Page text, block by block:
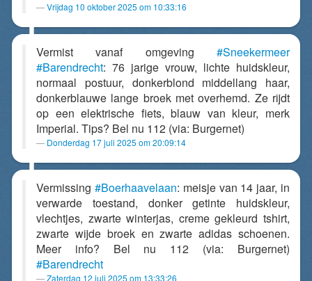
Vrijdag 10 oktober 2025 om 10:33:16
Vermist vanaf omgeving #Sneekermeer
#Barendrecht: 76 jarige vrouw, lichte huidskleur,
normaal postuur, donkerblond middellang haar,
donkerblauwe lange broek met overhemd. Ze rijdt
op een elektrische fiets, blauw van kleur, merk
Imperial. Tips? Bel nu 112 (via: Burgernet)
Donderdag 17 juli 2025 om 20:09:14
Vermissing #Boerhaavelaan: meisje van 14 jaar, in
verwarde toestand, donker getinte huidskleur,
vlechtjes, zwarte winterjas, creme gekleurd tshirt,
zwarte wijde broek en zwarte adidas schoenen.
Meer info? Bel nu 112 (via: Burgernet)
#Barendrecht
Zaterdag 12 juli 2025 om 13:33:26